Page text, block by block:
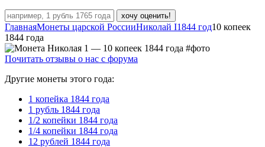
хочу оценить!
ГлавнаяМонеты царской РоссииНиколай I1844 год10 копеек
1844 года
Почитать отзывы о нас с форума
Другие монеты этого года:
1 копейка 1844 года
1 рубль 1844 года
1/2 копейки 1844 года
1/4 копейки 1844 года
12 рублей 1844 года